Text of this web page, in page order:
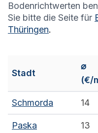
Bodenrichtwerten
Sie bitte die Seite für
Thüringen.
Stadt
⌀
(€/
Schmorda 14
Paska 13